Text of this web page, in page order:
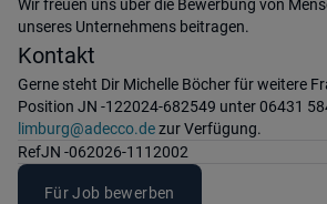
Wir freuen uns über die Bewerbung von
unseres Unternehmens beitragen.
Kontakt
Gerne steht Dir Michelle Böcher für weitere
Position JN -122024-682549 unter 06431
limburg@adecco.dezur Verfügung.
RefJN -062026-1112002
Für Job bewerben